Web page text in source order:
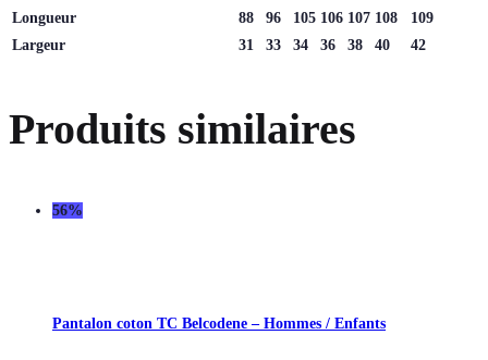
Longueur
88 96 105 106 107 108
109
Largeur
31 33 34 36 38 40 42
Produits similaires
56%
Pantalon coton TC Belcodene – Hommes / Enfants